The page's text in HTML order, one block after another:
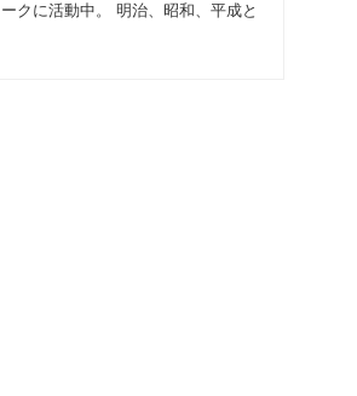
クに活動中。 明治、昭和、平成と